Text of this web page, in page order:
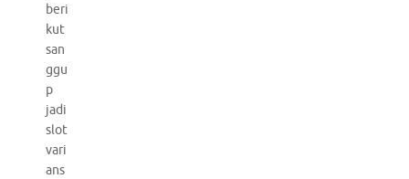
beri
kut
san
ggu
p
jadi
slot
vari
ans